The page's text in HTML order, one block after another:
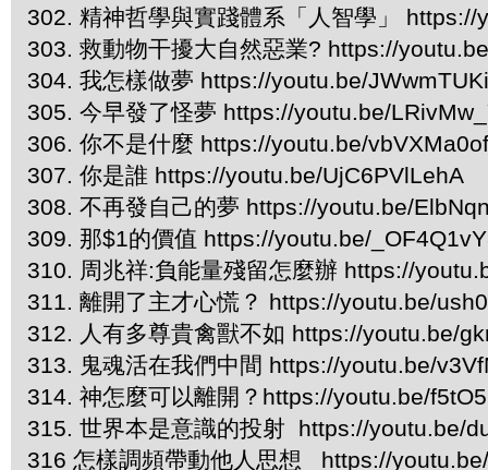
302. 精神哲學與實踐體系「人智學」
303. 救動物干擾大自然惡業? https://
304. 我怎樣做夢 https://youtu.be/
305. 今早發了怪夢 https://youtu.be/
306. 你不是什麼 https://youtu.be/
307. 你是誰 https://youtu.be/UjC6PVlLehA
308. 不再發自己的夢 https://youtu.be/
309. 那$1的價值 https://youtu.be/
310. 周兆祥:負能量殘留怎麼辦 https://
311. 離開了主才心慌？ https://youtu.be/
312. 人有多尊貴禽獸不如 https://youtu.be/
313. 鬼魂活在我們中間 https://youtu.be/
314. 神怎麼可以離開？https://youtu.be/
315. 世界本是意識的投射 https://youtu.be/
316 怎樣調頻帶動他人思想 https://